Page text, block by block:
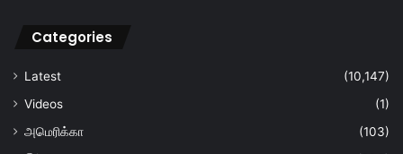
Categories
Latest
(10,147)
Videos
(1)
அமெரிக்கா
(103)